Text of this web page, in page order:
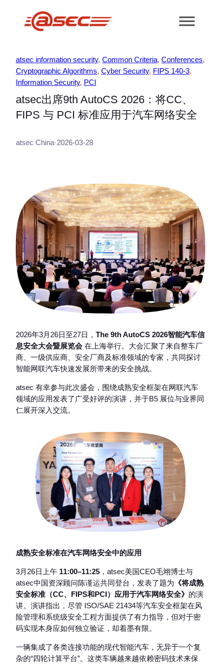
atsec information security, Common Criteria, Conferences
Cryptographic Algorithms, Cyber Security, FIPS 140-3
Information Security, PCI
atsec出席9th AutoCS 2026：将CC、
FIPS 与 PCI 标准应用于汽车网络安全
atsec China·2026-03-28
2026年3月26日至27日， The 9th AutoCS 2026智能汽车信
息安全大会暨展览会 在上海举行。大会汇聚了来自整车厂
商、一级供应商、安全厂商及标准领域的专家，共同探讨
智能网联汽车快速发展所带来的安全挑战。
atsec 有幸参与此次盛会，围绕成熟安全框架在网联汽车
领域的应用发表了广受好评的演讲，并于B5 展位与业界同
仁展开深入交流。
成熟安全标准在汽车网络安全中的应用
3月26日上午 11:00–11:25 ，atsec美国CEO毛翊博士与
atsec中国资深顾问陈谨运共同登台，发表了题为 《将成熟
安全标准（CC、FIPS和PCI）应用于汽车网络安全》 的演
讲。演讲指出，尽管 ISO/SAE 21434等汽车安全框架在风
险管理和系统级安全工程方面提供了有力指导，但对于密
码实现本身应如何独立验证，却着墨有限。
一辆集成了各类连接功能的现代智能汽车，无异于一个复
杂的“四轮计算平台”。这类车辆越来越依赖密码技术来保